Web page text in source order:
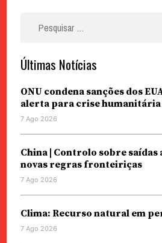
Últimas Notícias
ONU condena sanções dos
alerta para crise humanitária
7 Ago 2026
China | Controlo sobre
novas regras fronteiriças
7 Ago 2026
Clima: Recurso natural em
7 Ago 2026